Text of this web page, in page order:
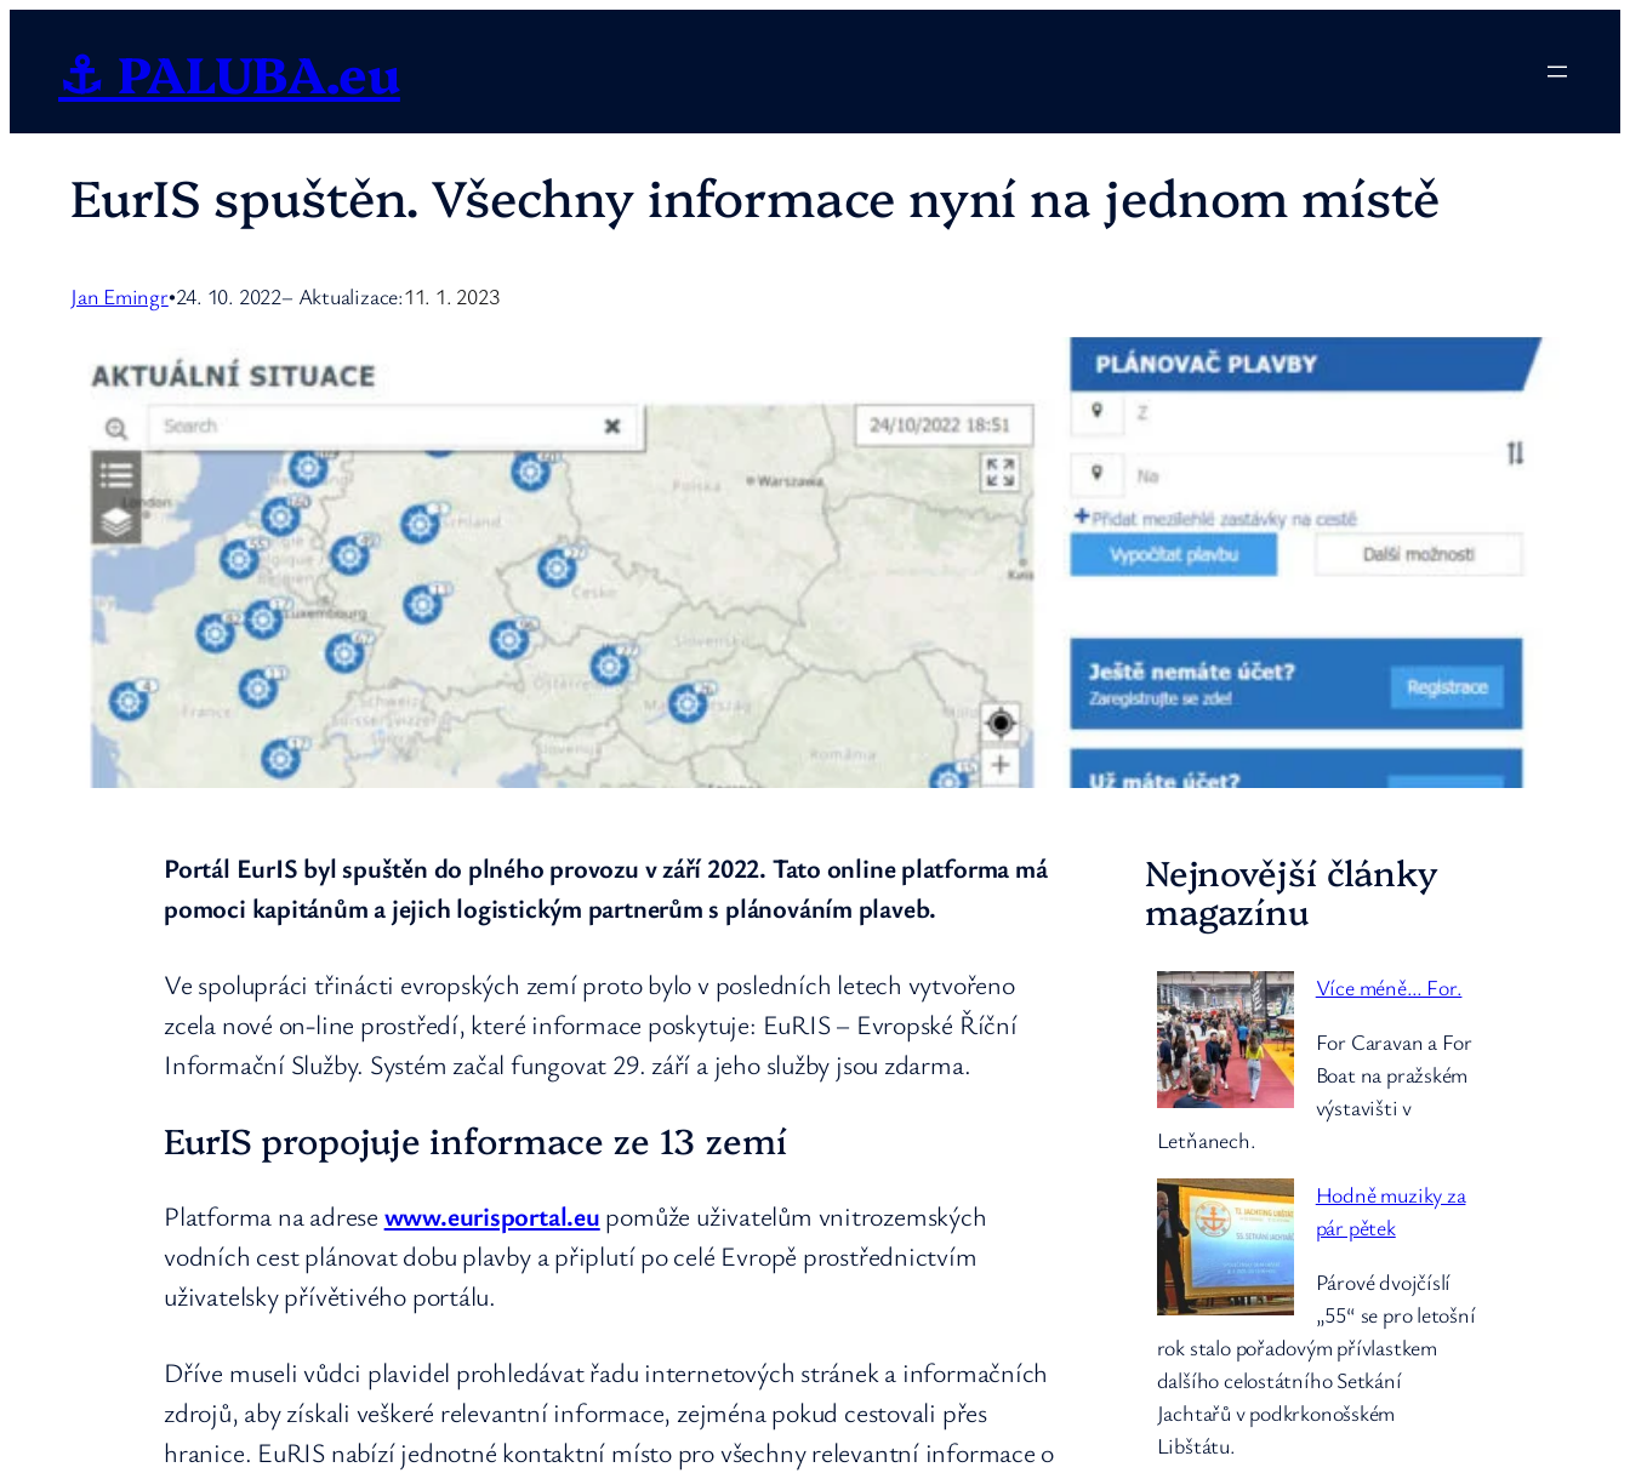
obsah
⚓ PALUBA.eu
EurIS spuštěn. Všechny informace nyní na jednom místě
Jan Emingr•24. 10. 2022– Aktualizace:11. 1. 2023
Portál EurIS byl spuštěn do plného provozu v září 2022. Tato online platforma má
pomoci kapitánům a jejich logistickým partnerům s plánováním plaveb.
Ve spolupráci třinácti evropských zemí proto bylo v posledních letech vytvořeno
zcela nové on-line prostředí, které informace poskytuje: EuRIS – Evropské Říční
Informační Služby. Systém začal fungovat 29. září a jeho služby jsou zdarma.
EurIS propojuje informace ze 13 zemí
Platforma na adrese www.eurisportal.eu pomůže uživatelům vnitrozemských
vodních cest plánovat dobu plavby a připlutí po celé Evropě prostřednictvím
uživatelsky přívětivého portálu.
Dříve museli vůdci plavidel prohledávat řadu internetových stránek a informačních
zdrojů, aby získali veškeré relevantní informace, zejména pokud cestovali přes
hranice. EuRIS nabízí jednotné kontaktní místo pro všechny relevantní informace o
Nejnovější články
magazínu
Více méně… For.
For Caravan a For
Boat na pražském
výstavišti v
Letňanech.
Hodně muziky za
pár pětek
Párové dvojčíslí
„55“ se pro letošní
rok stalo pořadovým přívlastkem
dalšího celostátního Setkání
Jachtařů v podkrkonošském
Libštátu.